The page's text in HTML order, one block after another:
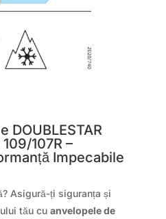
DOUBLESTAR
107R –
Impecabile
Asigură-ți siguranța și
tău cu anvelopele de